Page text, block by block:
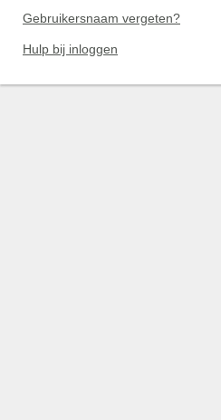
Gebruikersnaam vergeten?
Hulp bij inloggen